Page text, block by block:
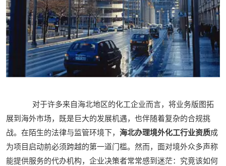
对于许多来自海北地区的化工企业而言，将业务版图拓
展到海外市场，既是巨大的发展机遇，也伴随着复杂的合规挑
战。在陌生的法律与监管环境下， 海北办理境外化工行业资质成
为项目启动前必须跨越的第一道门槛。然而，面对境外众多声称
能提供服务的代办机构，企业决策者常常感到迷茫：究竟该如何